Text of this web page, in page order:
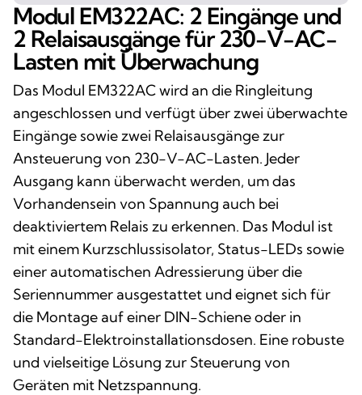
Modul EM322AC: 2 Eingänge und
2 Relaisausgänge für 230-V-AC-
Lasten mit Überwachung
Das Modul EM322AC wird an die Ringleitung
angeschlossen und verfügt über zwei überwachte
Eingänge sowie zwei Relaisausgänge zur
Ansteuerung von 230-V-AC-Lasten. Jeder
Ausgang kann überwacht werden, um das
Vorhandensein von Spannung auch bei
deaktiviertem Relais zu erkennen. Das Modul ist
mit einem Kurzschlussisolator, Status-LEDs sowie
einer automatischen Adressierung über die
Seriennummer ausgestattet und eignet sich für
die Montage auf einer DIN-Schiene oder in
Standard-Elektroinstallationsdosen. Eine robuste
und vielseitige Lösung zur Steuerung von
Geräten mit Netzspannung.